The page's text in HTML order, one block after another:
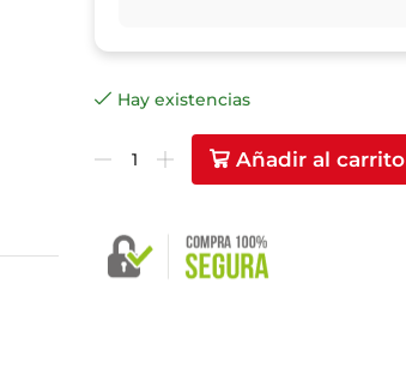
Hay existencias
Añadir al carrito